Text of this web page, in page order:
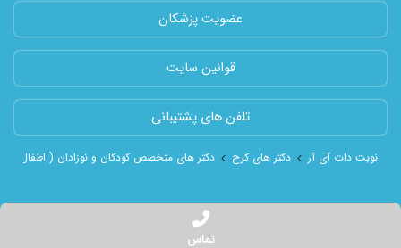
عضویت پزشکان
قوانین سایت
تلفن های پشتیبانی
نوبت دات آی آر دکتر های کرج دکتر های متخصص کودکان و نوزادان ( اطفال )
تماس